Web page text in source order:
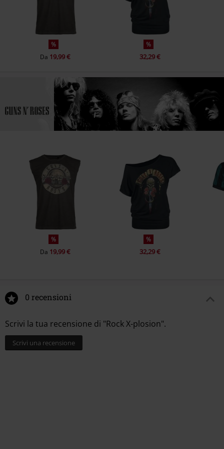
%
Da 19,99 €
%
32,29 €
%
Da 19,99 €
%
32,29 €
0 recensioni
Scrivi la tua recensione di "Rock X-plosion".
Scrivi una recensione